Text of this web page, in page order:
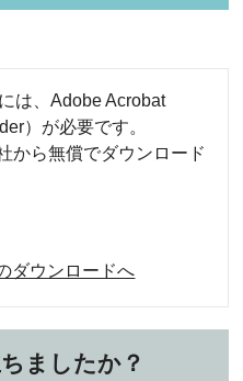
は、Adobe Acrobat
）が必要です。
から無償でダウンロード
ダウンロードへ
ましたか？